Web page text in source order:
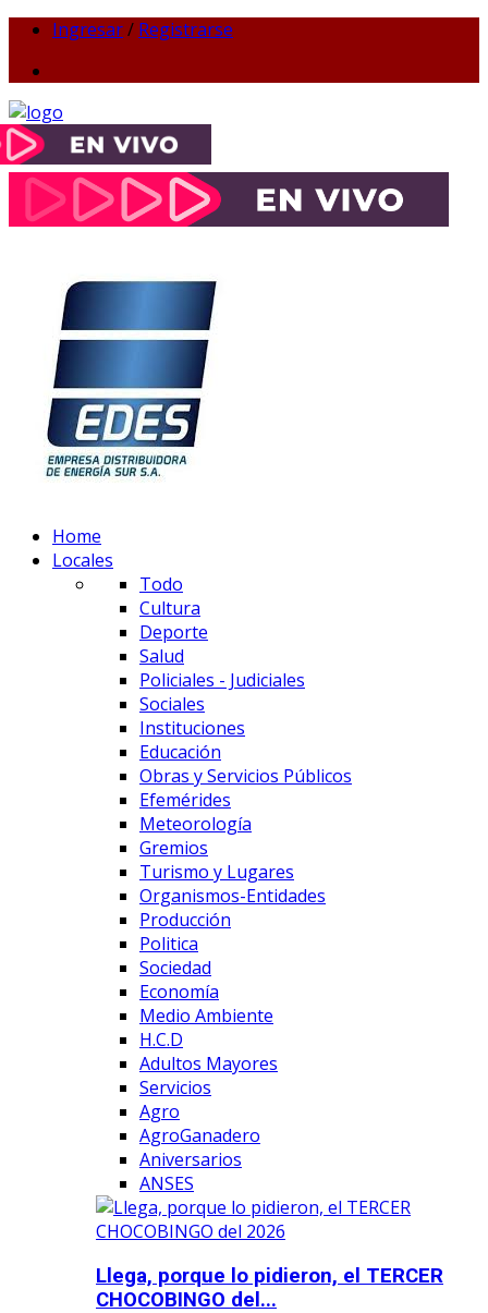
Ingresar/ Registrarse
Home
Locales
Todo
Cultura
Deporte
Salud
Policiales - Judiciales
Sociales
Instituciones
Educación
Obras y Servicios Públicos
Efemérides
Meteorología
Gremios
Turismo y Lugares
Organismos-Entidades
Producción
Politica
Sociedad
Economía
Medio Ambiente
H.C.D
Adultos Mayores
Servicios
Agro
AgroGanadero
Aniversarios
ANSES
Llega, porque lo pidieron, el TERCER
CHOCOBINGO del...